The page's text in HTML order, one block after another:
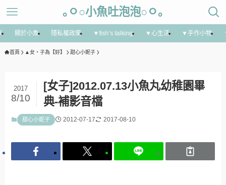
｡ㅇ○小魚吐泡泡○ㅇ｡
關於小魚 隱私權政策 ▼fish’s talking ▼心生活 ▼手作小物
首頁 ▲女‧子為【好】 甜心小妮子
[女子]2012.07.13小魚丸幼稚園畢
典-補影音檔
2017
8/10
甜心小妮子 2012-07-17 2017-08-10